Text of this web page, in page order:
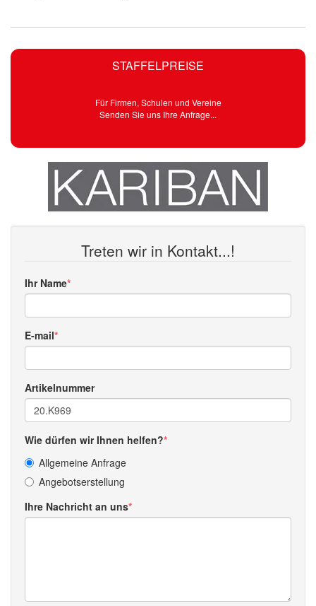
STAFFELPREISE
Für Firmen, Schulen und Vereine
Senden Sie uns Ihre Anfrage...
Treten wir in Kontakt...!
Ihr Name
E-mail
Artikelnummer
Wie dürfen wir Ihnen helfen?
Allgemeine Anfrage
Angebotserstellung
Ihre Nachricht an uns